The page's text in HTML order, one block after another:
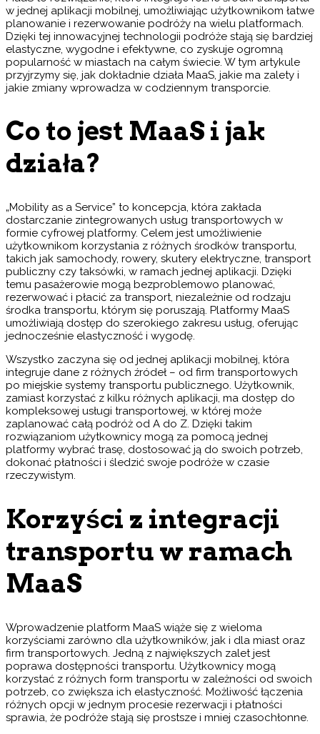
w jednej aplikacji mobilnej, umożliwiając użytkownikom łatwe
planowanie i rezerwowanie podróży na wielu platformach.
Dzięki tej innowacyjnej technologii podróże stają się bardziej
elastyczne, wygodne i efektywne, co zyskuje ogromną
popularność w miastach na całym świecie. W tym artykule
przyjrzymy się, jak dokładnie działa MaaS, jakie ma zalety i
jakie zmiany wprowadza w codziennym transporcie.
Co to jest MaaS i jak
działa?
„Mobility as a Service” to koncepcja, która zakłada
dostarczanie zintegrowanych usług transportowych w
formie cyfrowej platformy. Celem jest umożliwienie
użytkownikom korzystania z różnych środków transportu,
takich jak samochody, rowery, skutery elektryczne, transport
publiczny czy taksówki, w ramach jednej aplikacji. Dzięki
temu pasażerowie mogą bezproblemowo planować,
rezerwować i płacić za transport, niezależnie od rodzaju
środka transportu, którym się poruszają. Platformy MaaS
umożliwiają dostęp do szerokiego zakresu usług, oferując
jednocześnie elastyczność i wygodę.
Wszystko zaczyna się od jednej aplikacji mobilnej, która
integruje dane z różnych źródeł – od firm transportowych
po miejskie systemy transportu publicznego. Użytkownik,
zamiast korzystać z kilku różnych aplikacji, ma dostęp do
kompleksowej usługi transportowej, w której może
zaplanować całą podróż od A do Z. Dzięki takim
rozwiązaniom użytkownicy mogą za pomocą jednej
platformy wybrać trasę, dostosować ją do swoich potrzeb,
dokonać płatności i śledzić swoje podróże w czasie
rzeczywistym.
Korzyści z integracji
transportu w ramach
MaaS
Wprowadzenie platform MaaS wiąże się z wieloma
korzyściami zarówno dla użytkowników, jak i dla miast oraz
firm transportowych. Jedną z największych zalet jest
poprawa dostępności transportu. Użytkownicy mogą
korzystać z różnych form transportu w zależności od swoich
potrzeb, co zwiększa ich elastyczność. Możliwość łączenia
różnych opcji w jednym procesie rezerwacji i płatności
sprawia, że podróże stają się prostsze i mniej czasochłonne.